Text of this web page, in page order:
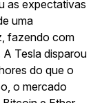
as expectativas
uma
fazendo com
Tesla disparou
do que o
o mercado